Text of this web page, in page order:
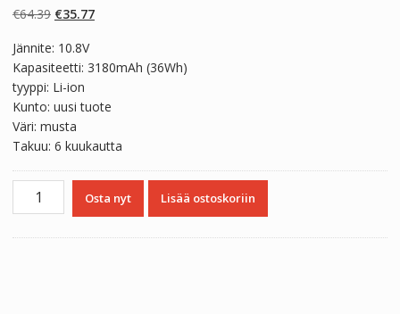
asiakkaan
€64.39 Alkuperäinen
oli:
€64.39.
€35.77Nykyinen
€35.77.
Jännite: 10.8V
Kapasiteetti: 3180mAh (36Wh)
tyyppi: Li-ion
Kunto: uusi tuote
Väri: musta
Takuu: 6 kuukautta
Kannettavan
tietokoneen
Osta nyt Lisää ostoskoriin